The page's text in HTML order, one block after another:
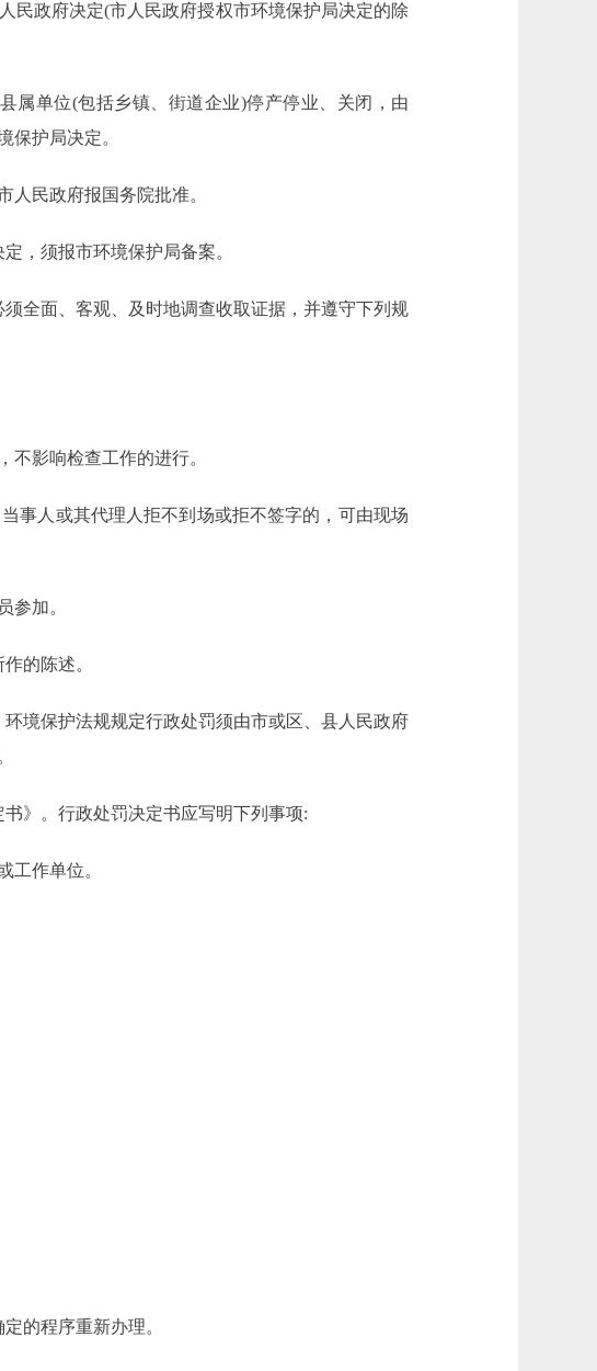
政府决定(市人民政府授权市环境保护局决定的除
单位(包括乡镇、街道企业)停产停业、关闭，由
保护局决定。
民政府报国务院批准。
，须报市环境保护局备案。
面、客观、及时地调查收取证据，并遵守下列规
影响检查工作的进行。
人或其代理人拒不到场或拒不签字的，可由现场
加。
的陈述。
保护法规规定行政处罚须由市或区、县人民政府
》。行政处罚决定书应写明下列事项:
作单位。
的程序重新办理。